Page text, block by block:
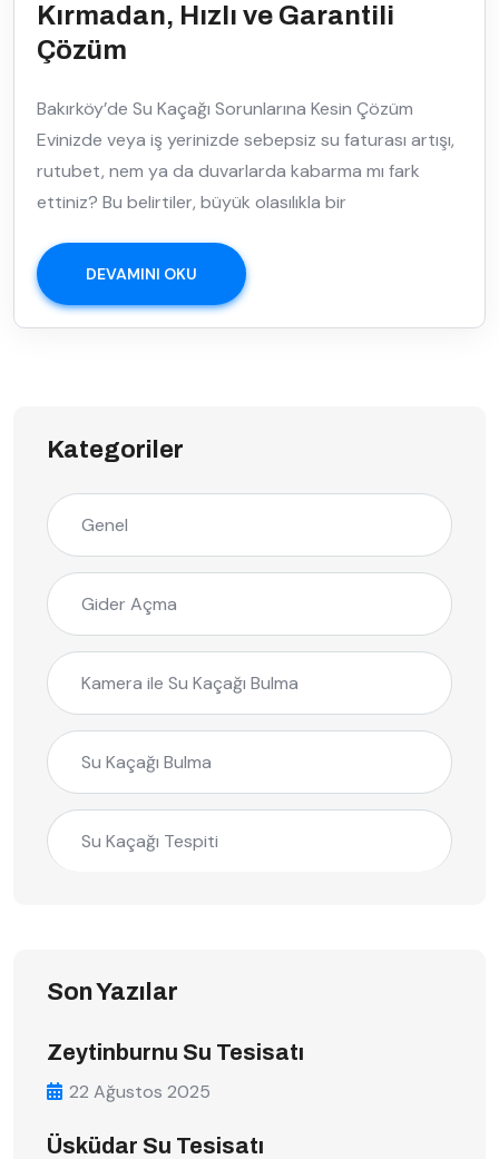
Kırmadan, Hızlı ve Garantili
Çözüm
Bakırköy’de Su Kaçağı Sorunlarına Kesin Çözüm
Evinizde veya iş yerinizde sebepsiz su faturası artışı,
rutubet, nem ya da duvarlarda kabarma mı fark
ettiniz? Bu belirtiler, büyük olasılıkla bir
DEVAMINI OKU
Kategoriler
Genel
Gider Açma
Kamera ile Su Kaçağı Bulma
Su Kaçağı Bulma
Su Kaçağı Tespiti
Son Yazılar
Zeytinburnu Su Tesisatı
22 Ağustos 2025
Üsküdar Su Tesisatı